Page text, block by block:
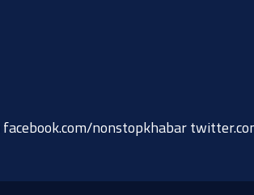
facebook.com/nonstopkhabar